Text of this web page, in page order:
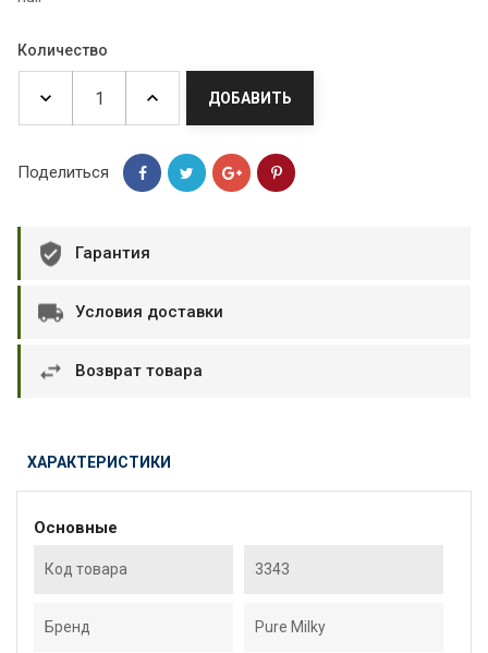
Количество
ДОБАВИТЬ
Поделиться
Гарантия
Условия доставки
Возврат товара
ХАРАКТЕРИСТИКИ
Основные
Код товара 3343
Бренд Pure Milky